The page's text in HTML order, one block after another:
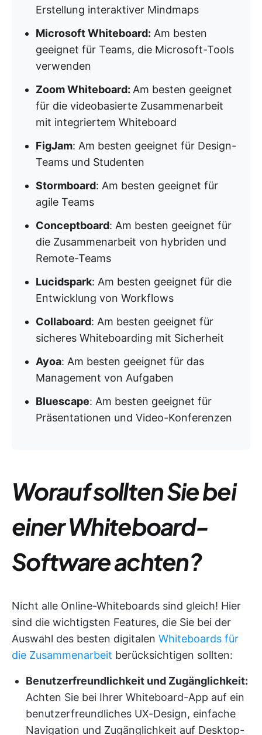
Erstellung interaktiver Mindmaps
Microsoft Whiteboard: Am besten
geeignet für Teams, die Microsoft-Tools
verwenden
Zoom Whiteboard: Am besten geeignet
für die videobasierte Zusammenarbeit
mit integriertem Whiteboard
FigJam: Am besten geeignet für Design-
Teams und Studenten
Stormboard: Am besten geeignet für
agile Teams
Conceptboard: Am besten geeignet für
die Zusammenarbeit von hybriden und
Remote-Teams
Lucidspark: Am besten geeignet für die
Entwicklung von Workflows
Collaboard: Am besten geeignet für
sicheres Whiteboarding mit Sicherheit
Ayoa: Am besten geeignet für das
Management von Aufgaben
Bluescape: Am besten geeignet für
Präsentationen und Video-Konferenzen
Worauf sollten Sie bei
einer Whiteboard-
Software achten?
Nicht alle Online-Whiteboards sind gleich! Hier
sind die wichtigsten Features, die Sie bei der
Auswahl des besten digitalen Whiteboards für
die Zusammenarbeit berücksichtigen sollten:
Benutzerfreundlichkeit und Zugänglichkeit:
Achten Sie bei Ihrer Whiteboard-App auf ein
benutzerfreundliches UX-Design, einfache
Navigation und Zugänglichkeit auf Desktop-